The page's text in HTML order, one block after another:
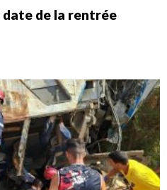
de la rentrée